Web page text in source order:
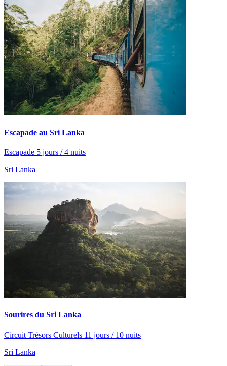
Escapade au Sri Lanka
Escapade 5 jours / 4 nuits
Sri Lanka
Sourires du Sri Lanka
Circuit Trésors Culturels 11 jours / 10 nuits
Sri Lanka